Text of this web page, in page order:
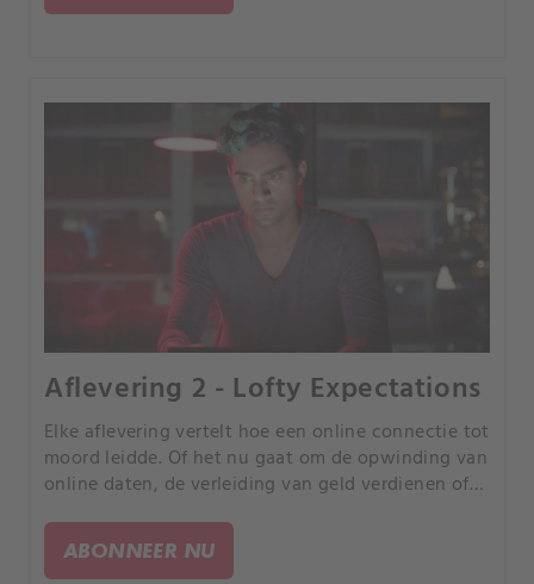
Aflevering 2 - Lofty Expectations
Elke aflevering vertelt hoe een online connectie tot
moord leidde. Of het nu gaat om de opwinding van
online daten, de verleiding van geld verdienen of
anders, maar iedereen heeft een tragisch einde.
ABONNEER NU